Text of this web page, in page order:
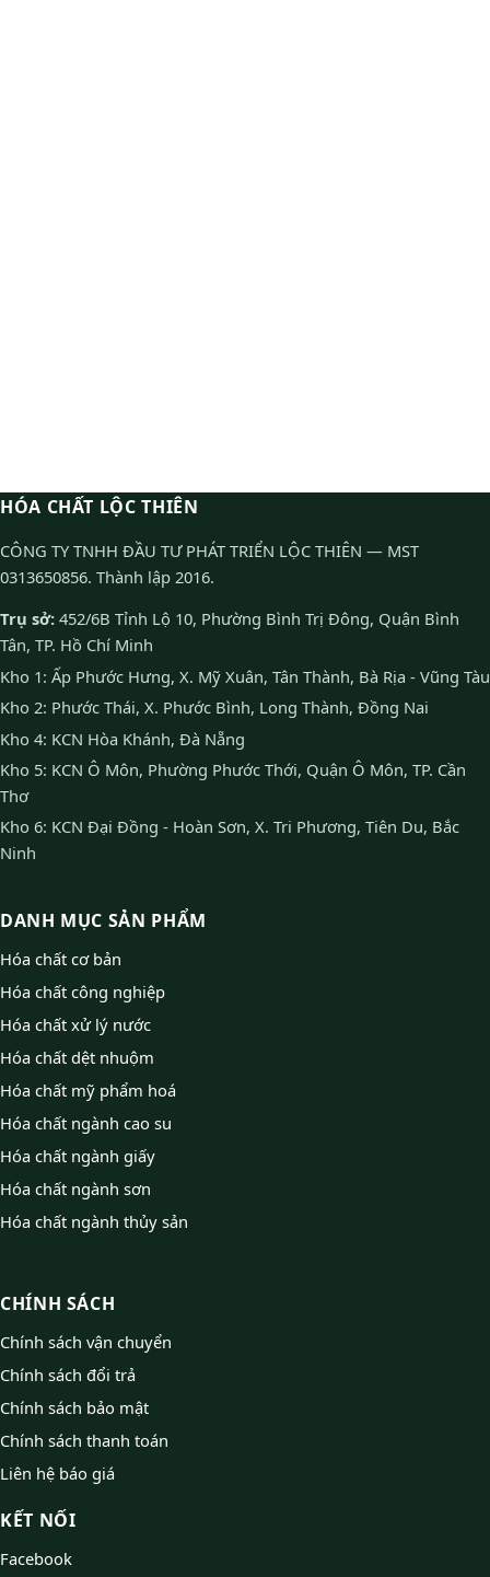
HÓA CHẤT LỘC THIÊN
CÔNG TY TNHH ĐẦU TƯ PHÁT TRIỂN LỘC THIÊN — MST
0313650856. Thành lập 2016.
Trụ sở: 452/6B Tỉnh Lộ 10, Phường Bình Trị Đông, Quận Bình
Tân, TP. Hồ Chí Minh
Kho 1: Ấp Phước Hưng, X. Mỹ Xuân, Tân Thành, Bà Rịa - Vũng Tàu
Kho 2: Phước Thái, X. Phước Bình, Long Thành, Đồng Nai
Kho 4: KCN Hòa Khánh, Đà Nẵng
Kho 5: KCN Ô Môn, Phường Phước Thới, Quận Ô Môn, TP. Cần
Thơ
Kho 6: KCN Đại Đồng - Hoàn Sơn, X. Tri Phương, Tiên Du, Bắc
Ninh
DANH MỤC SẢN PHẨM
Hóa chất cơ bản
Hóa chất công nghiệp
Hóa chất xử lý nước
Hóa chất dệt nhuộm
Hóa chất mỹ phẩm hoá
Hóa chất ngành cao su
Hóa chất ngành giấy
Hóa chất ngành sơn
Hóa chất ngành thủy sản
CHÍNH SÁCH
Chính sách vận chuyển
Chính sách đổi trả
Chính sách bảo mật
Chính sách thanh toán
Liên hệ báo giá
KẾT NỐI
Facebook